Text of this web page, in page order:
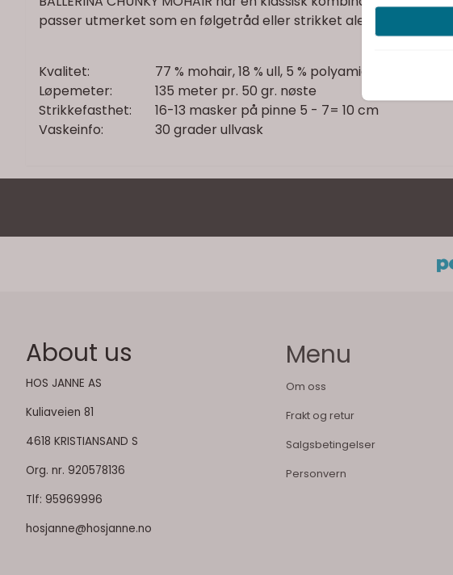
passer utmerket som en følgetråd eller strikket alene enten i
Kvalitet:
77 % mohair, 18 % ull, 5 % polyamid
Løpemeter:
135 meter pr. 50 gr. nøste
Strikkefasthet:
16-13 masker på pinne 5 - 7= 10 cm
Vaskeinfo:
30 grader ullvask
About us
HOS JANNE AS
Kuliaveien 81
4618 KRISTIANSAND S
Org. nr. 920578136
Tlf: 95969996
hosjanne@hosjanne.no
Menu
Om oss
Frakt og retur
Salgsbetingelser
Personvern